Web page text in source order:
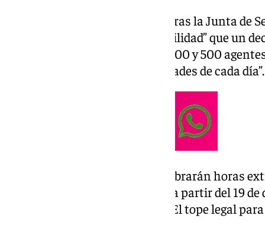
En declaraciones a los medios tras la Junta de
la decisión otorga “mayor flexibilidad” que un
prevé la movilización de entre 400 y 500
ajustándose “según las necesidades de cada día”.
Durante este periodo, solo se cobrarán horas
de productividades comenzará a partir del 19
de Navidad, activo desde 2004. El tope legal